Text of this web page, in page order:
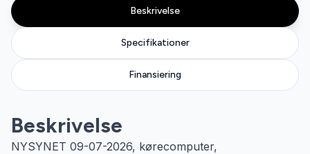
Specifikationer
Beskrivelse
Finansiering
Beskrivelse
NYSYNET 09-07-2026, kørecomputer,